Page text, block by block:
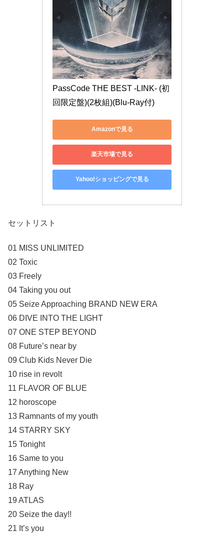
PassCode THE BEST -LINK- (初
回限定盤)(2枚組)(Blu-Ray付)
Amazonで見る
楽天市場で見る
Yahoo!ショッピングで見る
セットリスト
01 MISS UNLIMITED
02 Toxic
03 Freely
04 Taking you out
05 Seize Approaching BRAND NEW ERA
06 DIVE INTO THE LIGHT
07 ONE STEP BEYOND
08 Future’s near by
09 Club Kids Never Die
10 rise in revolt
11 FLAVOR OF BLUE
12 horoscope
13 Ramnants of my youth
14 STARRY SKY
15 Tonight
16 Same to you
17 Anything New
18 Ray
19 ATLAS
20 Seize the day!!
21 It’s you